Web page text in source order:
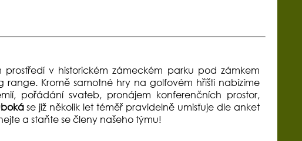
v historickém zámeckém parku pod zámkem
range. Kromě samotné hry na golfovém hřišti nabízíme
pořádání svateb, pronájem konferenčních prostor,
se již několik let téměř pravidelně umisťuje dle anket
a staňte se členy našeho týmu!